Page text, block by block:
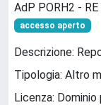
AdP PORH2 -
accesso aperto
Descrizione:
Tipologia: Altro
Licenza: